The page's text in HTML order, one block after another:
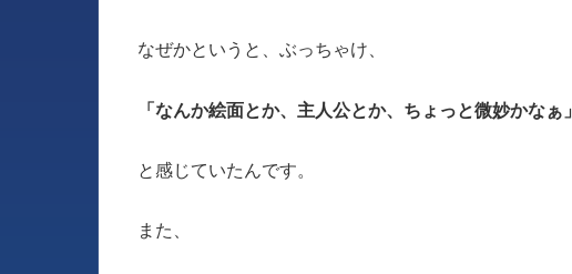
なぜかというと、ぶっちゃけ、
「なんか絵面とか、主人公とか、ちょっと微妙かなぁ」
と感じていたんです。
また、